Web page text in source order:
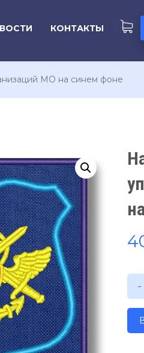
КОНТАКТЫ
МО на синем фоне
-